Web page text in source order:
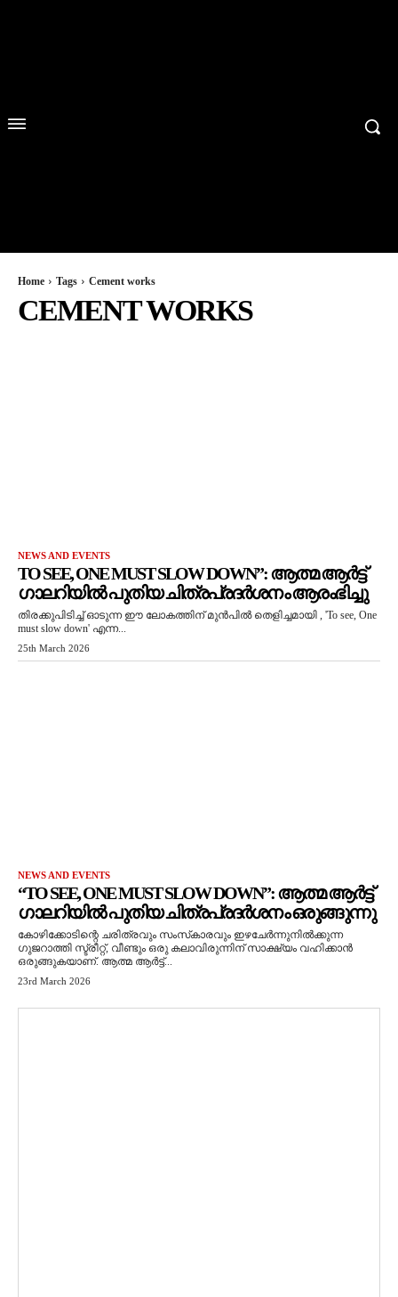
Home Tags Cement works
CEMENT WORKS
NEWS AND EVENTS
TO SEE, ONE MUST SLOW DOWN”: ആത്മ ആർട്ട്
ഗാലറിയിൽ പുതിയ ചിത്രപ്രദർശനം ആരംഭിച്ചു
തിരക്കുപിടിച്ച് ഓടുന്ന ഈ ലോകത്തിന് മുൻപിൽ തെളിച്ചമായി , 'To see, One
must slow down' എന്ന...
25th March 2026
NEWS AND EVENTS
“TO SEE, ONE MUST SLOW DOWN”: ആത്മ ആർട്ട്
ഗാലറിയിൽ പുതിയ ചിത്രപ്രദർശനം ഒരുങ്ങുന്നു
കോഴിക്കോടിന്റെ ചരിത്രവും സംസ്‌കാരവും ഇഴചേർന്നുനിൽക്കുന്ന
ഗുജറാത്തി സ്ട്രീറ്റ്, വീണ്ടും ഒരു കലാവിരുന്നിന് സാക്ഷ്യം വഹിക്കാൻ
ഒരുങ്ങുകയാണ്. ആത്മ ആർട്ട്...
23rd March 2026